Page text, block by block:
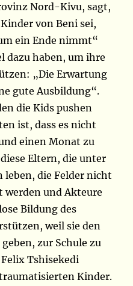
Nord-Kivu, sagt,
von Beni sei,
ein Ende nimmt“
dazu haben, um ihre
„Die Erwartung
gute Ausbildung“.
die Kids pushen
ist, dass es nicht
einen Monat zu
Eltern, die unter
leben, die Felder nicht
und Akteure
Bildung des
weil sie den
zur Schule zu
Tshisekedi
Kinder.